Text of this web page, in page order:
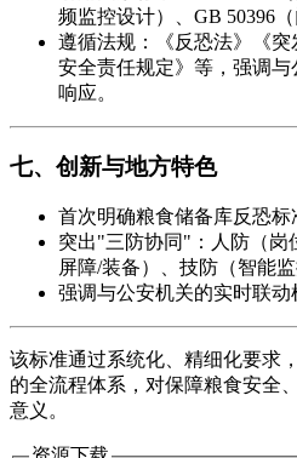
频监控设计）、GB 50396（
遵循法规：《反恐法》《
安全责任规定》等，强调
响应。
七、创新与地方特色
首次明确粮食储备库反恐标
突出"三防协同"：人防（岗
屏障/装备）、技防（智能
强调与公安机关的实时联动
该标准通过系统化、精细化要求
的全流程体系，对保障粮食安全
意义。